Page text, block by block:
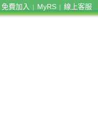
免費加入 MyRS 線上客服